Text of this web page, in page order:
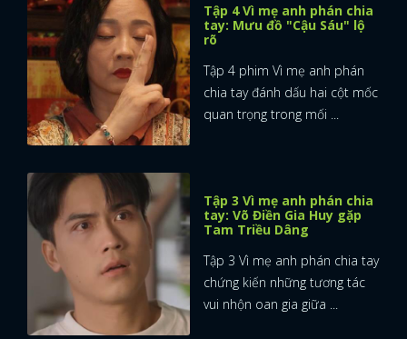
Tập 4 Vì mẹ anh phán chia
tay: Mưu đồ "Cậu Sáu" lộ
rõ
Tập 4 phim Vì mẹ anh phán
chia tay đánh dấu hai cột mốc
quan trọng trong mối ...
Tập 3 Vì mẹ anh phán chia
tay: Võ Điền Gia Huy gặp
Tam Triều Dâng
Tập 3 Vì mẹ anh phán chia tay
chứng kiến những tương tác
vui nhộn oan gia giữa ...